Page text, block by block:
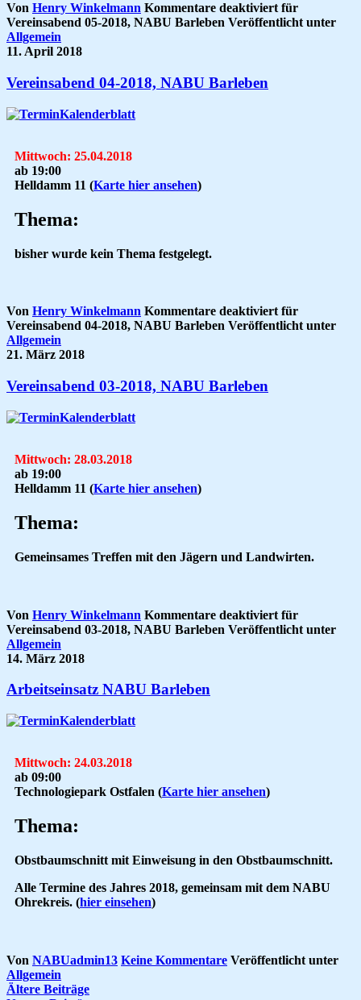
Von Henry Winkelmann Kommentare deaktiviert für
Vereinsabend 05-2018, NABU Barleben Veröffentlicht unter
Allgemein
11. April 2018
Vereinsabend 04-2018, NABU Barleben
Mittwoch: 25.04.2018
ab 19:00
Helldamm 11 (Karte hier ansehen)
Thema:
bisher wurde kein Thema festgelegt.
Von Henry Winkelmann Kommentare deaktiviertfür
Vereinsabend 04-2018, NABU Barleben Veröffentlicht unter
Allgemein
21. März 2018
Vereinsabend 03-2018, NABU Barleben
Mittwoch: 28.03.2018
ab 19:00
Helldamm 11 (Karte hier ansehen)
Thema:
Gemeinsames Treffen mit den Jägern und Landwirten.
Von Henry Winkelmann Kommentare deaktiviert für
Vereinsabend 03-2018, NABU Barleben Veröffentlicht unter
Allgemein
14. März 2018
Arbeitseinsatz NABU Barleben
Mittwoch: 24.03.2018
ab 09:00
Technologiepark Ostfalen (Karte hier ansehen)
Thema:
Obstbaumschnitt mit Einweisung in den Obstbaumschnitt.
Alle Termine des Jahres 2018, gemeinsam mit dem NABU
Ohrekreis. (hier einsehen)
Von NABUadmin13 Keine Kommentare Veröffentlicht unter
Allgemein
Ältere Beiträge